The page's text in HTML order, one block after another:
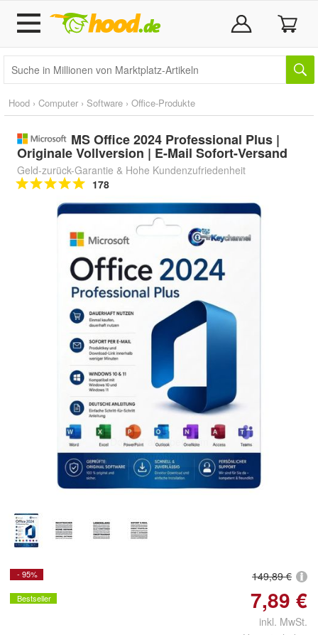
Hood › Computer › Software › Office-Produkte
MS Office 2024 Professional Plus |
Originale Vollversion | E-Mail Sofort-Versand
Geld-zurück-Garantie & Hohe Kundenzufriedenheit
178
Doppelt antippen zum
vergrößern
- 95% 149,89 €
Bestseller 7,89 €
inkl. MwSt.